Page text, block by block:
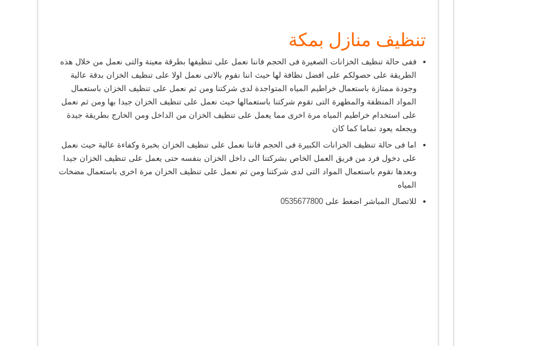
تنظيف منازل بمكة
ففى حالة تنظيف الخزانات الصغيرة فى الحجم فاننا نعمل على تنظيفها بطرقة معينة والتى نعمل من خلال هذه
الطريقة على حصولكم على افضل نظافة لها حيث اننا نقوم بالاتى نعمل اولا على تنظيف الخزان بدقة عالية
وجودة ممتازة باستعمال خراطيم المياه المتواجدة لدى شركتنا ومن ثم نعمل على تنظيف الخزان باستعمال
المواد المنظفة والمطهرة التى تقوم شركتنا باستعمالها حيث نعمل على تنظيف الخزان جيدا بها ومن ثم نعمل
على استخدام خراطيم المياه مرة اخرى مما يعمل على تنظيف الخزان من الداخل ومن الخارج بطريقة جيدة
ويجعله يعود تماما كما كان
اما فى حالة تنظيف الخزانات الكبيرة فى الحجم فاننا نعمل على تنظيف الخزان بخبرة وكفاءة عالية حيث نعمل
على دخول فرد من فريق العمل الخاص بشركتنا الى داخل الخزان بنفسه حتى يعمل على تنظيف الخزان جيدا
وبعدها نقوم باستعمال المواد التى لدى شركتنا ومن ثم نعمل على تنظيف الخزان مرة اخرى باستعمال مضخات
المياه
للاتصال المباشر اضغط على0535677800